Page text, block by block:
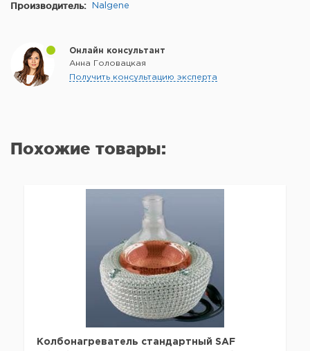
Производитель: Nalgene
Онлайн консультант
Анна Головацкая
Получить консультацию эксперта
Похожие товары:
Колбонагреватель стандартный SAF